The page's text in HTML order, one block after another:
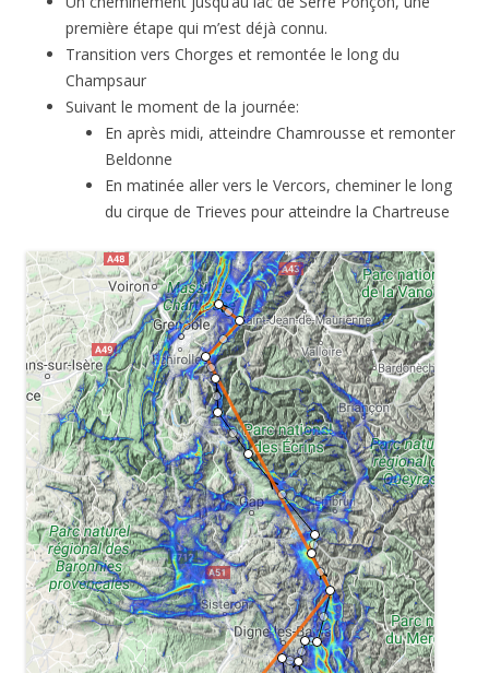
première étape qui m’est déjà connu.
Transition vers Chorges et remontée le long du
Champsaur
Suivant le moment de la journée:
En après midi, atteindre Chamrousse et remonter
Beldonne
En matinée aller vers le Vercors, cheminer le long
du cirque de Trieves pour atteindre la Chartreuse